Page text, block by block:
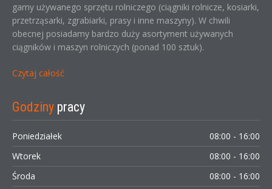
gamy używanego sprzętu rolniczego (ciągniki rolnicze, kosiarki,
przetrząsarki, zgrabiarki, prasy i inne maszyny). W chwili
obecnej posiadamy bardzo duży asortyment używanych
ciągników i maszyn rolniczych (ponad 100 sztuk).
Czytaj całość
Godziny pracy
Poniedziałek
08:00 - 16:00
Wtorek
08:00 - 16:00
Środa
08:00 - 16:00